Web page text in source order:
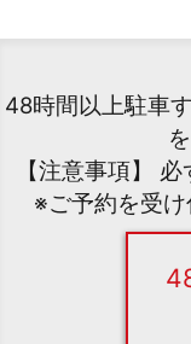
48時間以上駐車
【注意事項】
※ご予約を受け